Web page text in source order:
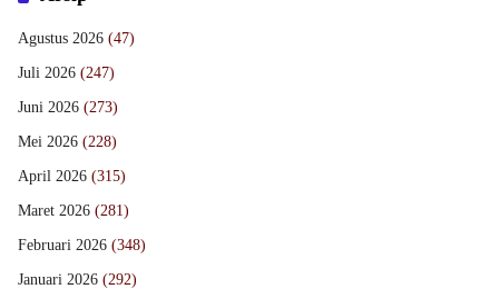
Agustus 2026 (47)
Juli 2026 (247)
Juni 2026 (273)
Mei 2026 (228)
April 2026 (315)
Maret 2026 (281)
Februari 2026 (348)
Januari 2026 (292)